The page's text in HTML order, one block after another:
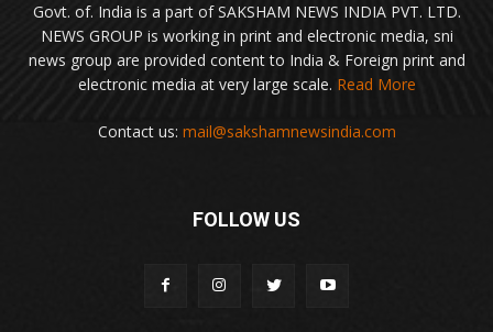
Govt. of. India is a part of SAKSHAM NEWS INDIA PVT. LTD.
NEWS GROUP is working in print and electronic media, sni
news group are provided content to India & Foreign print and
electronic media at very large scale. Read More
Contact us: mail@sakshamnewsindia.com
FOLLOW US